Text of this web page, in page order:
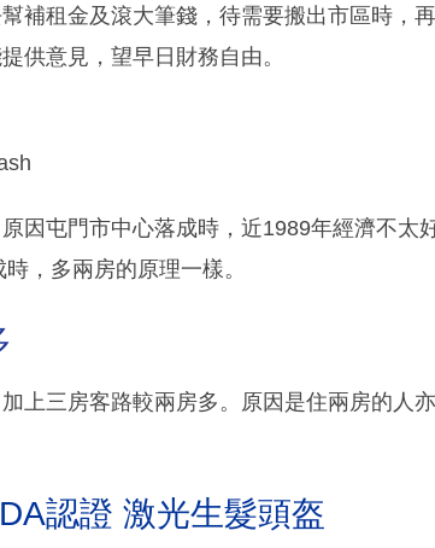
補租金及滾大筆錢，待需要搬出市區時，
供意見，望早日財務自由。
因屯門市中心落成時，近1989年經濟不太
，多兩房的原理一樣。
上三房客路較兩房多。原因是住兩房的人
認證 激光生髮頭盔